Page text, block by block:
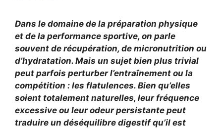
Dans le domaine de la préparation physique
et de la performance sportive, on parle
souvent de récupération, de micronutrition ou
d’hydratation. Mais un sujet bien plus trivial
peut parfois perturber l’entraînement ou la
compétition : les flatulences. Bien qu’elles
soient totalement naturelles, leur fréquence
excessive ou leur odeur persistante peut
traduire un déséquilibre digestif qu’il est